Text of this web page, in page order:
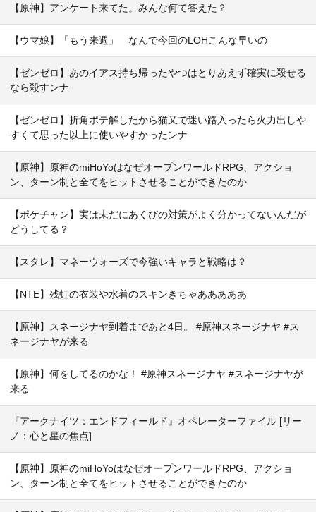
【原神】アンケート来てた。みんな何て答えた？
【ウマ娘】「もう来週」 なんで今回のLOHこんな早いの
【ゼンゼロ】あのイアス持ち帰ったやつはとりあえず確実に殺せる
なら殺すンナ
【ゼンゼロ】折角ポテ解したから猫又で迷い路入ったら火力出しや
すくて思った以上に使いやすかったンナ
【原神】原神のmiHoYoはなぜオープンワールドRPG、アクショ
ン、ターン制と全てをヒットさせることができたのか
【ポケチャン】実は未だにあくびの対策がよく分かってないんだが
どうしてる？
【スタレ】マネーウォーズで今強いキャラと戦略は？
【NTE】残虹の衣装や水着のスキンきちゃあああああ
【原神】スネージナヤ到着まであと4日。 #原神スネージナヤ #ス
ネージナヤが来る
【原神】何をしてるのかな！ #原神スネージナヤ #スネージナヤが
来る
『アークナイツ：エンドフィールド』オペレーターファイル [リー
ノ：心と星の焦点]
【原神】原神のmiHoYoはなぜオープンワールドRPG、アクショ
ン、ターン制と全てをヒットさせることができたのか